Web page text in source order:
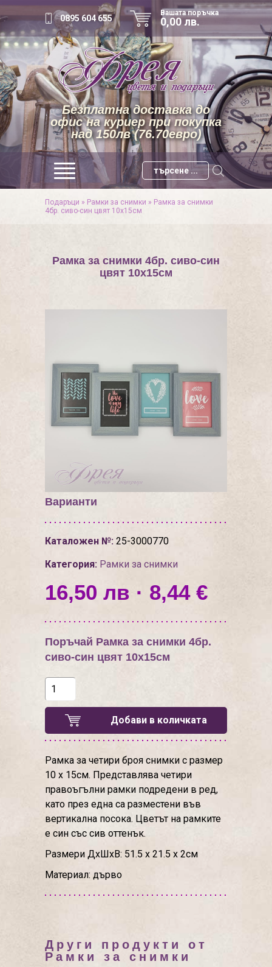
0895 604 655
Вашата поръчка
0,00 лв.
Безплатна доставка до
офис на куриер при покупка
над 150лв (76.70евро)
Подаръци » Рамки за снимки » Рамка за снимки
4бр. сиво-син цвят 10х15см
Рамка за снимки 4бр. сиво-син
цвят 10х15см
Варианти
Каталожен №: 25-3000770
Категория: Рамки за снимки
16,50 лв · 8,44 €
Поръчай Рамка за снимки 4бр.
сиво-син цвят 10х15см
Добави в количката
Рамка за четири броя снимки с размер
10 х 15см. Представлява четири
правоъгълни рамки подредени в ред,
като през една са разместени във
вертикална посока. Цветът на рамките
е син със сив оттенък.
Размери ДхШхВ: 51.5 х 21.5 х 2см
Материал: дърво
Други продукти от
Рамки за снимки